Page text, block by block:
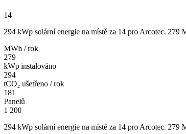
14
294 kWp solární energie na místě za 14 pro Arcotec. 279
MWh / rok
279
kWp instalováno
294
tCO₂ ušetřeno / rok
181
Panelů
1 200
294 kWp solární energie na místě za 14 pro Arcotec. 279